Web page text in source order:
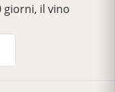
giorni, il vino
per 24 mesi,